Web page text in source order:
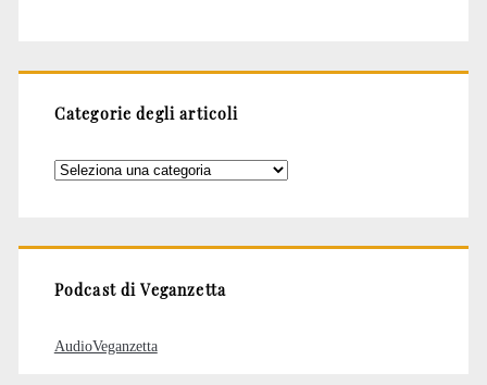
Categorie degli articoli
Categorie
Podcast di Veganzetta
AudioVeganzetta